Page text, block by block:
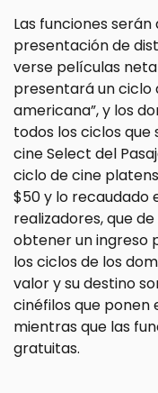
Las funciones
presentación de
verse películas
presentará un ciclo
americana”, y los
todos los ciclos que
cine Select del
ciclo de cine
$50 y lo recaudado
realizadores, que
obtener un ingreso
los ciclos de los
valor y su destino
cinéfilos que ponen
mientras que las
gratuitas.